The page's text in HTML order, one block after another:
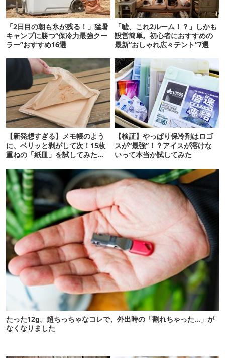
「2日目の朝も氷が残る！」猛暑
キャンプに勝つ“保冷力最強クー
ラー”おすすめ16選
「嘘、これ2ルーム！？」しかも
設営簡単。初心者におすすめの
最新“おしゃれ広々テント”7選
【新発想すぎる】メモ帳のよう
に、ベリッと剥がして次！15枚
重ねの「紙皿」を試してみた
【検証】やっぱり保冷剤はロゴ
スが“最強”！？アイスが溶けな
いって本当か試してみた
たった12g。超ちっちゃなコレで、外出時の「割れちゃった…」が
なくなりました